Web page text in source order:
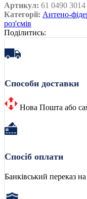
Артикул: 61 0490 3014
Категорії: Антено-
роз'ємів
Поділитись:
Способи доставки
Нова Пошта або
Спосіб оплати
Банківський переказ